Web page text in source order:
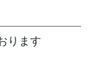
ります